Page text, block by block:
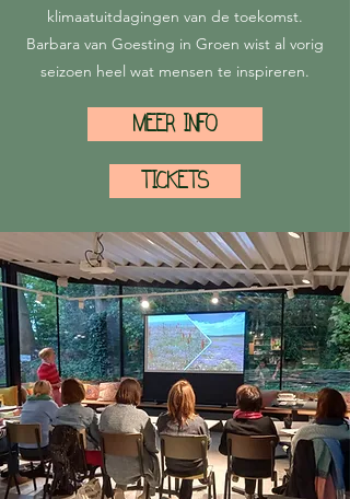
klimaatuitdagingen van de toekomst.
Barbara van Goesting in Groen wist al vorig
seizoen heel wat mensen te inspireren.
MEER INFO
TICKETS